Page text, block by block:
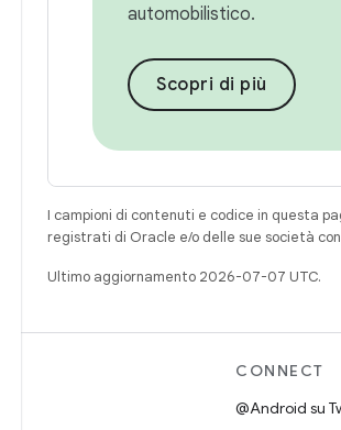
automobilistico.
Scopri di più
I campioni di contenuti e codice in questa
registrati di Oracle e/o delle sue società
Ultimo aggiornamento 2026-07-07 UTC.
CONNECT
@Android su